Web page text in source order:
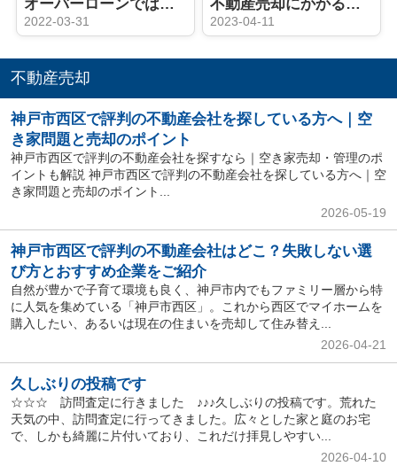
オーバーローンでは不動産売却できない？調べ方と売却方法をご紹介
2022-03-31
不動産売却にかかる税金「譲渡所得税」の計算方法・控除制度などをご紹介！
2023-04-11
不動産売却
神戸市西区で評判の不動産会社を探している方へ｜空
き家問題と売却のポイント
神戸市西区で評判の不動産会社を探すなら｜空き家売却・管理のポ
イントも解説 神戸市西区で評判の不動産会社を探している方へ｜空
き家問題と売却のポイント...
2026-05-19
神戸市西区で評判の不動産会社はどこ？失敗しない選
び方とおすすめ企業をご紹介
自然が豊かで子育て環境も良く、神戸市内でもファミリー層から特
に人気を集めている「神戸市西区」。これから西区でマイホームを
購入したい、あるいは現在の住まいを売却して住み替え...
2026-04-21
久しぶりの投稿です
☆☆☆ 訪問査定に行きました ♪♪♪久しぶりの投稿です。荒れた
天気の中、訪問査定に行ってきました。広々とした家と庭のお宅
で、しかも綺麗に片付いており、これだけ拝見しやすい...
2026-04-10